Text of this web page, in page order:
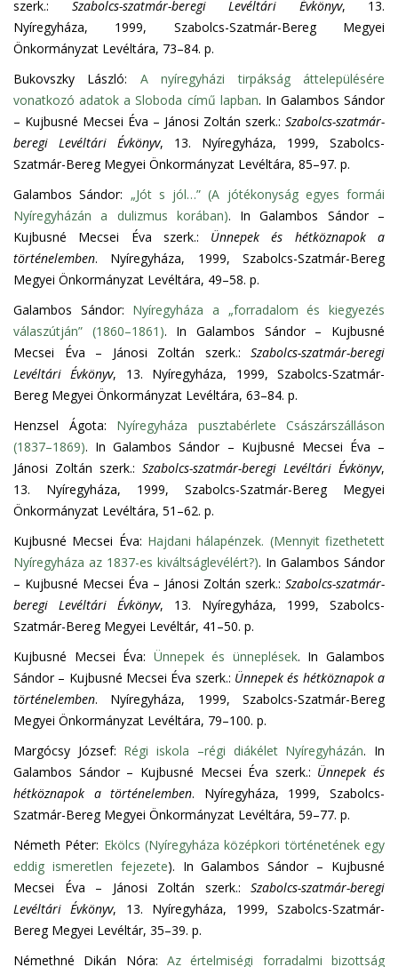
szerk.: Szabolcs-szatmár-beregi Levéltári Évkönyv, 13.
Nyíregyháza, 1999, Szabolcs-Szatmár-Bereg Megyei
Önkormányzat Levéltára, 73–84. p.
Bukovszky László: A nyíregyházi tirpákság áttelepülésére
vonatkozó adatok a Sloboda című lapban. In Galambos Sándor
– Kujbusné Mecsei Éva – Jánosi Zoltán szerk.: Szabolcs-szatmár-
beregi Levéltári Évkönyv, 13. Nyíregyháza, 1999, Szabolcs-
Szatmár-Bereg Megyei Önkormányzat Levéltára, 85–97. p.
Galambos Sándor: „Jót s jól…” (A jótékonyság egyes formái
Nyíregyházán a dulizmus korában). In Galambos Sándor –
Kujbusné Mecsei Éva szerk.: Ünnepek és hétköznapok a
történelemben. Nyíregyháza, 1999, Szabolcs-Szatmár-Bereg
Megyei Önkormányzat Levéltára, 49–58. p.
Galambos Sándor: Nyíregyháza a „forradalom és kiegyezés
válaszútján” (1860–1861). In Galambos Sándor – Kujbusné
Mecsei Éva – Jánosi Zoltán szerk.: Szabolcs-szatmár-beregi
Levéltári Évkönyv, 13. Nyíregyháza, 1999, Szabolcs-Szatmár-
Bereg Megyei Önkormányzat Levéltára, 63–84. p.
Henzsel Ágota: Nyíregyháza pusztabérlete Császárszálláson
(1837–1869). In Galambos Sándor – Kujbusné Mecsei Éva –
Jánosi Zoltán szerk.: Szabolcs-szatmár-beregi Levéltári Évkönyv,
13. Nyíregyháza, 1999, Szabolcs-Szatmár-Bereg Megyei
Önkormányzat Levéltára, 51–62. p.
Kujbusné Mecsei Éva: Hajdani hálapénzek. (Mennyit fizethetett
Nyíregyháza az 1837-es kiváltságlevélért?). In Galambos Sándor
– Kujbusné Mecsei Éva – Jánosi Zoltán szerk.: Szabolcs-szatmár-
beregi Levéltári Évkönyv, 13. Nyíregyháza, 1999, Szabolcs-
Szatmár-Bereg Megyei Levéltár, 41–50. p.
Kujbusné Mecsei Éva: Ünnepek és ünneplések. In Galambos
Sándor – Kujbusné Mecsei Éva szerk.: Ünnepek és hétköznapok a
történelemben. Nyíregyháza, 1999, Szabolcs-Szatmár-Bereg
Megyei Önkormányzat Levéltára, 79–100. p.
Margócsy József: Régi iskola –régi diákélet Nyíregyházán. In
Galambos Sándor – Kujbusné Mecsei Éva szerk.: Ünnepek és
hétköznapok a történelemben. Nyíregyháza, 1999, Szabolcs-
Szatmár-Bereg Megyei Önkormányzat Levéltára, 59–77. p.
Németh Péter: Ekölcs (Nyíregyháza középkori történetének egy
eddig ismeretlen fejezete). In Galambos Sándor – Kujbusné
Mecsei Éva – Jánosi Zoltán szerk.: Szabolcs-szatmár-beregi
Levéltári Évkönyv, 13. Nyíregyháza, 1999, Szabolcs-Szatmár-
Bereg Megyei Levéltár, 35–39. p.
Némethné Dikán Nóra: Az értelmiségi forradalmi bizottság